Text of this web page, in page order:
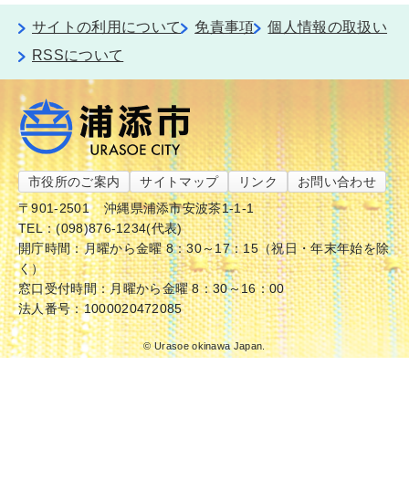
サイトの利用について 免責事項
個人情報の取扱い
RSSについて
市役所のご案内 サイトマップ リンク
お問い合わせ
〒901-2501
沖縄県浦添市安波茶1-1-1
TEL：(098)876-1234(代表)
開庁時間：月曜から金曜 8：30～17：15（祝日・年末年始を除
く）
窓口受付時間：月曜から金曜 8：30～16：00
法人番号：1000020472085
© Urasoe okinawa Japan.